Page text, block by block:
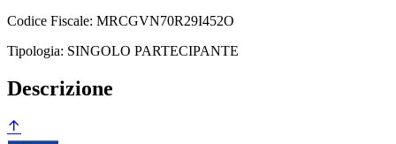
Codice Fiscale: MRCGVN70R29I452O
Tipologia: SINGOLO PARTECIPANTE
Descrizione